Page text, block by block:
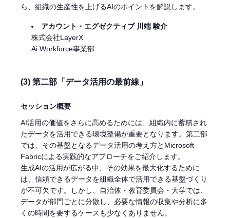
ら、組織の生産性を上げるAIのポイントを解説します。
アカウント・エグゼクティブ 川端 駿介
株式会社LayerX
Ai Workforce事業部
(3) 第二部「データ活用の最前線」
セッション概要
AI活用の価値をさらに高めるためには、組織内に蓄積され
たデータを活用できる環境整備が重要となります。第二部
では、その基盤となるデータ活用の考え方とMicrosoft
Fabricによる実践的なアプローチをご紹介します。
生成AIの活用が広がる中、その効果を最大化するために
は、信頼できるデータを組織全体で活用できる基盤づくり
が不可欠です。しかし、自治体・教育委員会・大学では、
データが部門ごとに分散し、必要な情報の収集や分析に多
くの時間を要するケースも少なくありません。